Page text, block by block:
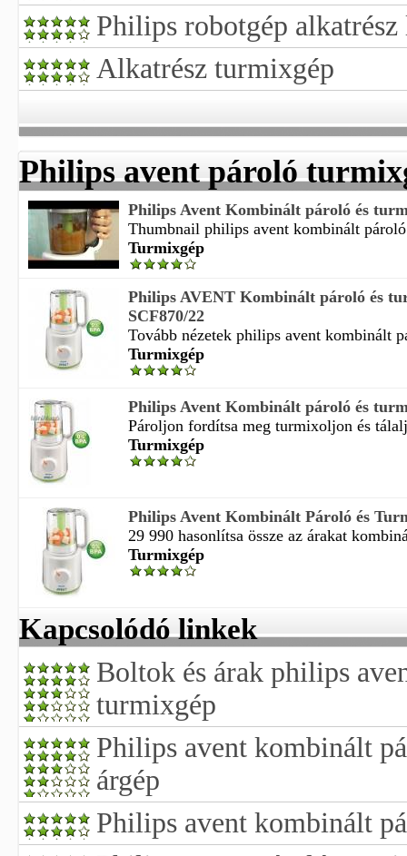
Philips robotgép
Alkatrész turmixgép
Philips avent pároló
Philips Avent Kombinált pároló és
Thumbnail philips avent kombinált
Turmixgép
Philips AVENT Kombinált pároló és
SCF870/22
Tovább nézetek philips avent kombinált
Turmixgép
Philips Avent Kombinált pároló és
Pároljon fordítsa meg turmixoljon és
Turmixgép
Philips Avent Kombinált Pároló és
29 990 hasonlítsa össze az árakat
Turmixgép
Kapcsolódó linkek
Boltok és árak philips
turmixgép
Philips avent kombinált
árgép
Philips avent kombinált